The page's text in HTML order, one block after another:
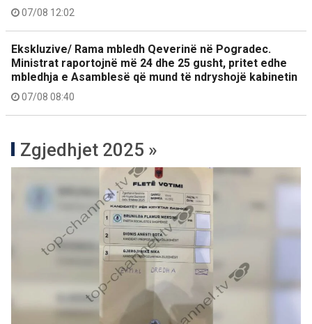
07/08 12:02
Ekskluzive/ Rama mbledh Qeverinë në Pogradec.
Ministrat raportojnë më 24 dhe 25 gusht, pritet edhe
mbledhja e Asamblesë që mund të ndryshojë kabinetin
07/08 08:40
Zgjedhjet 2025 »